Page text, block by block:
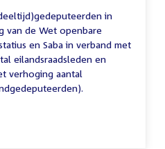
in
van de Wet openbare
en Saba in verband met
eilandsraadsleden en
verhoging aantal